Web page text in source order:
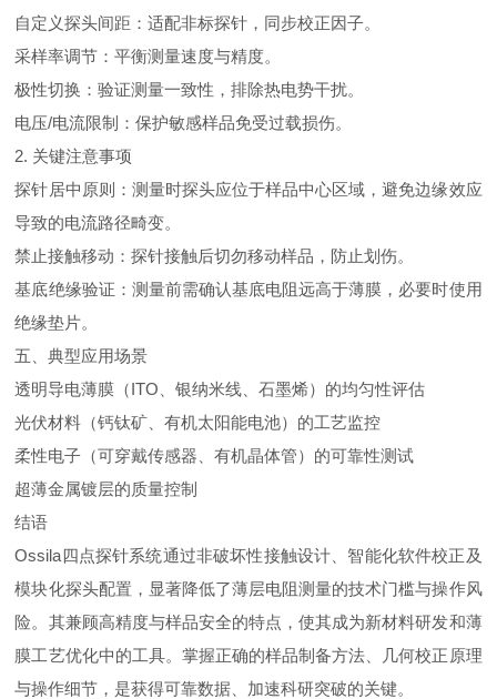
自定义探头间距：适配非标探针，同步校正因子。
采样率调节：平衡测量速度与精度。
极性切换：验证测量一致性，排除热电势干扰。
电压/电流限制：保护敏感样品免受过载损伤。
2. 关键注意事项
探针居中原则：测量时探头应位于样品中心区域，避免边缘效应
导致的电流路径畸变。
禁止接触移动：探针接触后切勿移动样品，防止划伤。
基底绝缘验证：测量前需确认基底电阻远高于薄膜，必要时使用
绝缘垫片。
五、典型应用场景
透明导电薄膜（ITO 、银纳米线、石墨烯）的均匀性评估
光伏材料（钙钛矿、有机太阳能电池）的工艺监控
柔性电子（可穿戴传感器、有机晶体管）的可靠性测试
超薄金属镀层的质量控制
结语
Ossila四点探针系统通过非破坏性接触设计、智能化软件校正及
模块化探头配置，显著降低了薄层电阻测量的技术门槛与操作风
险。其兼顾高精度与样品安全的特点，使其成为新材料研发和薄
膜工艺优化中的工具。掌握正确的样品制备方法、几何校正原理
与操作细节，是获得可靠数据、加速科研突破的关键。